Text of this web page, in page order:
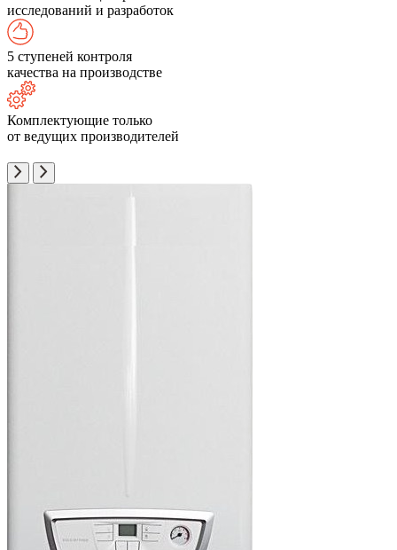
исследований и разработок
5 ступеней контроля
качества на производстве
Комплектующие только
от ведущих производителей